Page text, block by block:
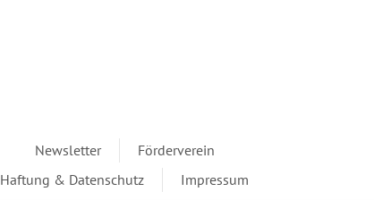
Newsletter
Förderverein
Haftung & Datenschutz
Impressum